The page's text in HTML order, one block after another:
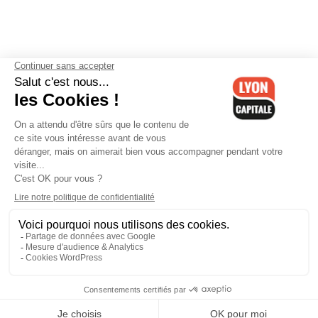
Contactez-nous-Mentions légales-CGV-Politique de
confidentialité-Gestion des cookies
Cedex 06